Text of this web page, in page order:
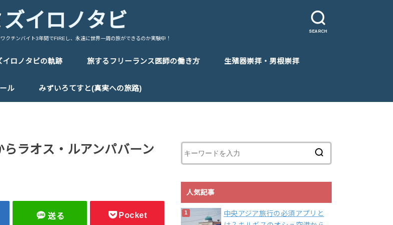
SEARCH
ズイロノタビ
クチンバイト3年間でFIREし、永遠に世界一周の旅ができるのか実験中！
邦/UAE
Republic
和国/South Africa
イロノタビの軌跡 旅するフリーランス医師の働き方 生殖器崇拝・男根崇拝
ル みずいろてすと(真実への旅路)
ラオス・ルアンパバーン
送る Pocket
人気記事
中央アジア旅行の必須アプリと